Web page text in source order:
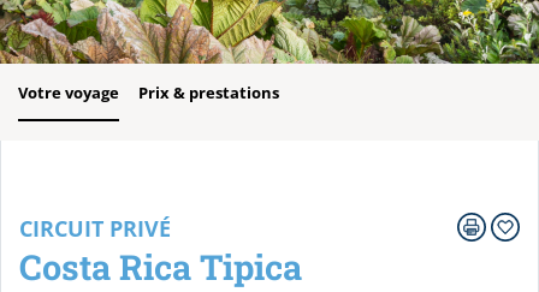
Votre voyage Prix & prestations
CIRCUIT PRIVÉ
Costa Rica Tipica